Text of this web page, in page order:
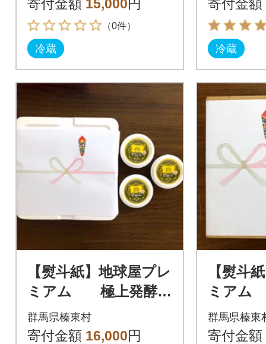
寄付金額 15,000円
（0件）
冷蔵
寄付金額
冷蔵
【熨斗紙】地球屋プレ
ミアム 極上発酵
“生”バター 3個セッ
ト
群馬県榛東村
寄付金額 16,000円
【熨斗
ミア
ター 2
群馬県榛東
寄付金額